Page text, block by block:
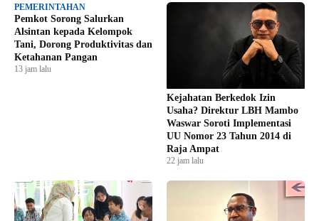
PEMERINTAHAN
Pemkot Sorong Salurkan
Alsintan kepada Kelompok
Tani, Dorong Produktivitas dan
Ketahanan Pangan
13 jam lalu
Kejahatan Berkedok Izin
Usaha? Direktur LBH Mambo
Waswar Soroti Implementasi
UU Nomor 23 Tahun 2014 di
Raja Ampat
22 jam lalu